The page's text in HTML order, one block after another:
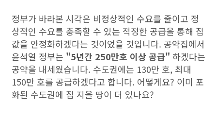
정부가 바라본 시각은 비정상적인 수요를 줄이고 정
상적인 수요를 충족할 수 있는 적정한 공급을 통해 집
값을 안정화하겠다는 것이었을 것입니다. 공약집에서
윤석열 정부는 "5년간 250만호 이상 공급" 하겠다는
공약을 내세웠습니다. 수도권에는 130만 호, 최대
150만 호를 공급하겠다고 합니다. 어떻게요? 이미 포
화된 수도권에 집 지을 땅이 더 있나요?